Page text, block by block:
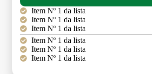
Item Nº 1 da lista
Item Nº 1 da lista
Item Nº 1 da lista
Item Nº 1 da lista
Item Nº 1 da lista
Item Nº 1 da lista